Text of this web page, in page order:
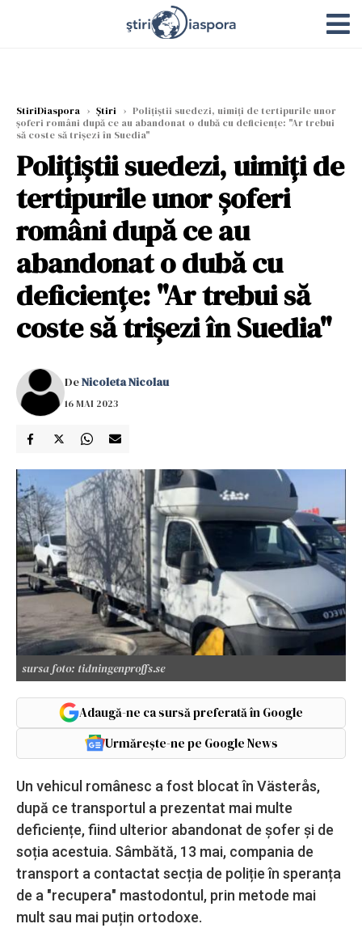
StiriDiaspora › Știri › Polițiștii suedezi, uimiți de tertipurile unor
șoferi români după ce au abandonat o dubă cu deficiențe: "Ar trebui
să coste să trișezi în Suedia"
Polițiștii suedezi, uimiți de
tertipurile unor șoferi
români după ce au
abandonat o dubă cu
deficiențe: "Ar trebui să
coste să trișezi în Suedia"
DeNicoleta Nicolau
16 MAI 2023
sursa foto: tidningenproffs.se
Adaugă-ne ca sursă preferată în Google
Urmărește-ne pe Google News
Un vehicul românesc a fost blocat în Västerås,
după ce transportul a prezentat mai multe
deficiențe, fiind ulterior abandonat de șofer și de
soția acestuia. Sâmbătă, 13 mai, compania de
transport a contactat secția de poliție în speranța
de a "recupera" mastodontul, prin metode mai
mult sau mai puțin ortodoxe.